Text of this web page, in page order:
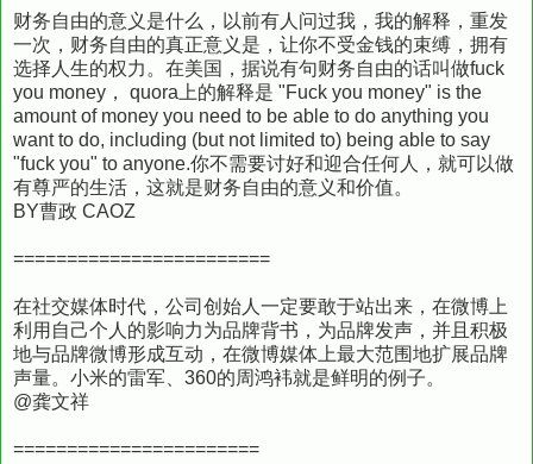
财务自由的意义是什么，以前有人问过我，我的解释，重发
一次，财务自由的真正意义是，让你不受金钱的束缚，拥有
选择人生的权力。在美国，据说有句财务自由的话叫做fuck
you money， quora上的解释是 "Fuck you money" is the
amount of money you need to be able to do anything you
want to do, including (but not limited to) being able to say
"fuck you" to anyone.你不需要讨好和迎合任何人，就可以做
有尊严的生活，这就是财务自由的意义和价值。
BY曹政 CAOZ
========================
在社交媒体时代，公司创始人一定要敢于站出来，在微博上
利用自己个人的影响力为品牌背书，为品牌发声，并且积极
地与品牌微博形成互动，在微博媒体上最大范围地扩展品牌
声量。小米的雷军、360的周鸿袆就是鲜明的例子。
@龚文祥
=======================